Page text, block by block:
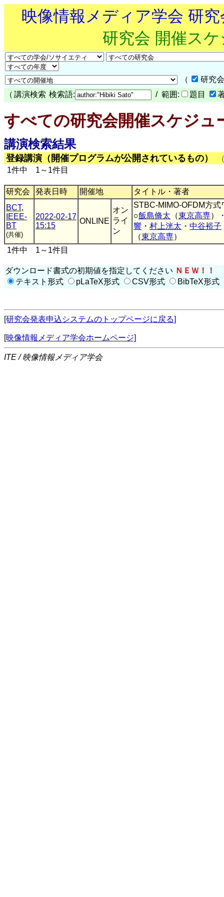
映像情報メディア学会 研
研究会 開催ス
（
研究
（ 講演検索 検索語: / 範囲: 題目
すべての研究会開催スケジュ
講演検索結果
登録講演（開催プログラムが公開されているもの）
1件中 1～1件目
研究会 発表日時 開催地
タイトル・著者
BCT,
IEEE-
BT
(共催)
2022-02-17
15:15
ONLINE
オン
ライ
ン
STBC-MIMO-OFDM方
○飯島脩太 （東京高専）
響 ・ 村上洸太 ・ 中谷裕子
（東京高専）
1件中 1～1件目
ダウンロード書式の初期値を指定してください ＮＥＷ！！
テキスト形式
pLaTeX形式 CSV形式 BibTeX形式
[研究会発表申込システムのトップページに戻る]
[映像情報メディア学会ホームページ]
ITE / 映像情報メディア学会